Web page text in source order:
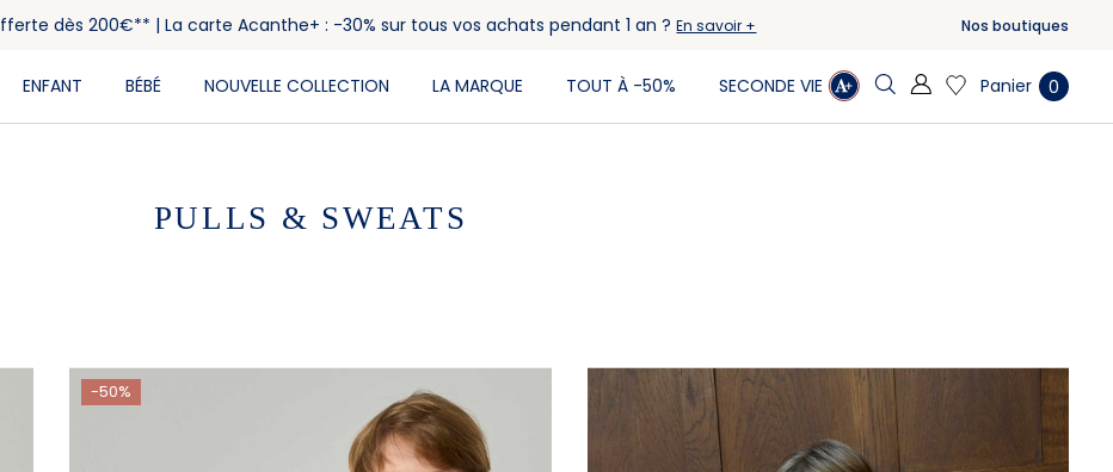
dès 200€** | La carte Acanthe+ : -30% sur tous vos achats pendant 1 an ?En savoir + Nos boutiques
ENFANT BÉBÉ NOUVELLE COLLECTION LA MARQUE TOUT À -50% SECONDE VIE Panier 0
PULLS & SWEATS
-50%